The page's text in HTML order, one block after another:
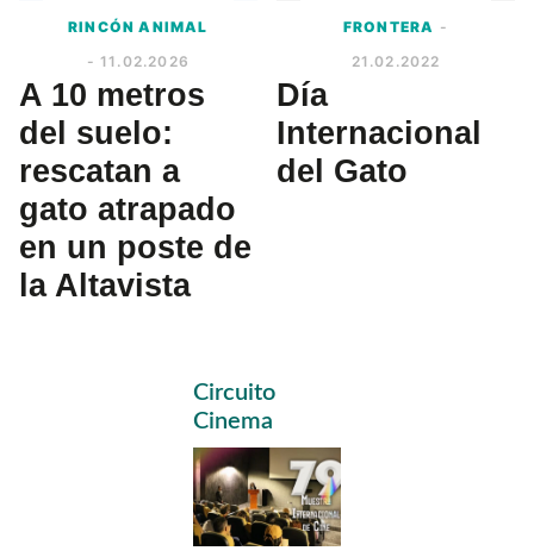
RINCÓN ANIMAL
- 11.02.2026
A 10 metros
del suelo:
rescatan a
gato atrapado
en un poste de
la Altavista
FRONTERA -
21.02.2022
Día
Internacional
del Gato
Primary
Sidebar
Circuito
Cinema